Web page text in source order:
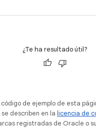
¿Te ha resultado útil?
código de ejemplo de esta
describen en la licencia de
registradas de Oracle o